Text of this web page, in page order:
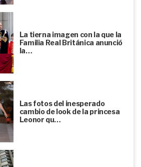
La tierna imagen con la que la
Familia Real Británica anunció
la…
Las fotos del inesperado
cambio de look de la princesa
Leonor qu…